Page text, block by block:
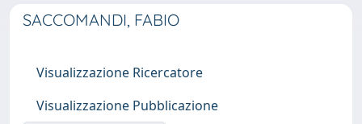
SACCOMANDI, FABIO
Visualizzazione Ricercatore
Visualizzazione Pubblicazione